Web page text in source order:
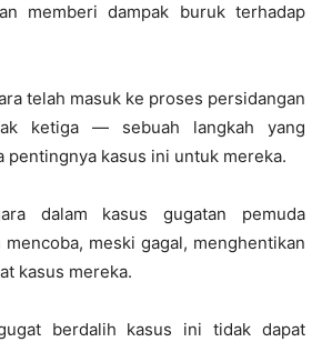
memberi dampak buruk terhadap
telah masuk ke proses persidangan
ketiga — sebuah langkah yang
pentingnya kasus ini untuk mereka.
dalam kasus gugatan pemuda
meski gagal, menghentikan
kasus mereka.
berdalih kasus ini tidak dapat